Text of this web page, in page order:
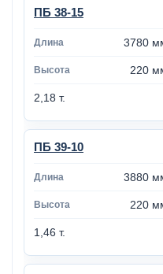
ПБ 38-15
3780
220
2,18 т.
ПБ 39-10
3880
220
1,46 т.